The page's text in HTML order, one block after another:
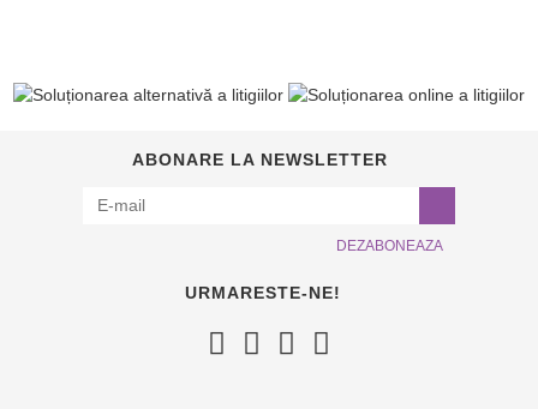
ABONARE LA NEWSLETTER
DEZABONEAZA
URMARESTE-NE!